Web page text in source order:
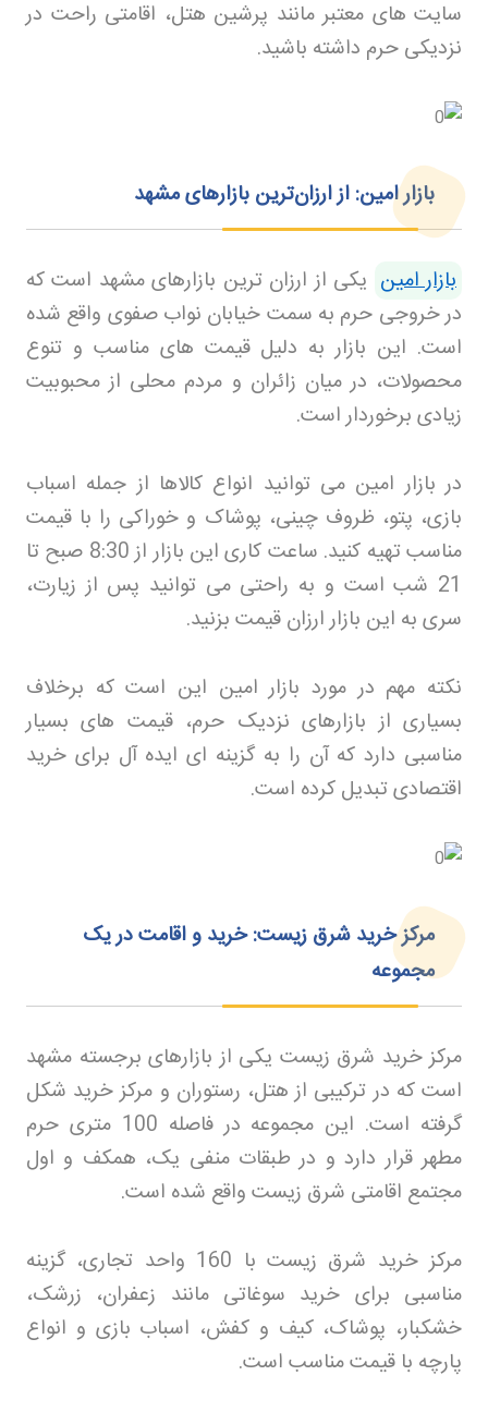
سایت های معتبر مانند پرشین هتل، اقامتی راحت در
نزدیکی حرم داشته باشید.
بازار امین: از ارزان‌ترین بازارهای مشهد
بازار امین یکی از ارزان ترین بازارهای مشهد است که
در خروجی حرم به سمت خیابان نواب صفوی واقع شده
است. این بازار به دلیل قیمت های مناسب و تنوع
محصولات، در میان زائران و مردم محلی از محبوبیت
زیادی برخوردار است.
در بازار امین می توانید انواع کالاها از جمله اسباب
بازی، پتو، ظروف چینی، پوشاک و خوراکی را با قیمت
مناسب تهیه کنید. ساعت کاری این بازار از 8:30 صبح تا
21 شب است و به راحتی می توانید پس از زیارت،
سری به این بازار ارزان قیمت بزنید.
نکته مهم در مورد بازار امین این است که برخلاف
بسیاری از بازارهای نزدیک حرم، قیمت های بسیار
مناسبی دارد که آن را به گزینه ای ایده آل برای خرید
اقتصادی تبدیل کرده است.
مرکز خرید شرق زیست: خرید و اقامت در یک
مجموعه
مرکز خرید شرق زیست یکی از بازارهای برجسته مشهد
است که در ترکیبی از هتل، رستوران و مرکز خرید شکل
گرفته است. این مجموعه در فاصله 100 متری حرم
مطهر قرار دارد و در طبقات منفی یک، همکف و اول
مجتمع اقامتی شرق زیست واقع شده است.
مرکز خرید شرق زیست با 160 واحد تجاری، گزینه
مناسبی برای خرید سوغاتی مانند زعفران، زرشک،
خشکبار، پوشاک، کیف و کفش، اسباب بازی و انواع
پارچه با قیمت مناسب است.